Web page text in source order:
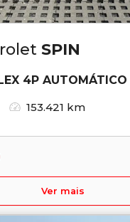
SPIN
4P AUTOMÁTICO
153.421 km
Ver mais